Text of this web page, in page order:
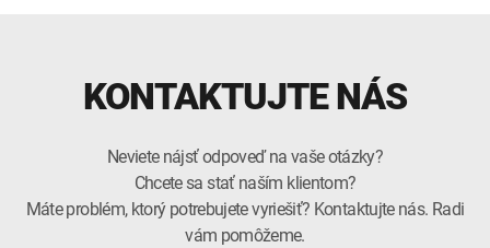
KONTAKTUJTE NÁS
Neviete nájsť odpoveď na vaše otázky?
Chcete sa stať naším klientom?
Máte problém, ktorý potrebujete vyriešiť? Kontaktujte nás. Radi
vám pomôžeme.